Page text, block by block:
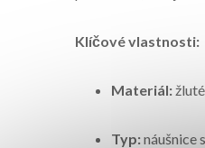
Klíčové vlastnosti:
Materiál:
Typ:náušnice